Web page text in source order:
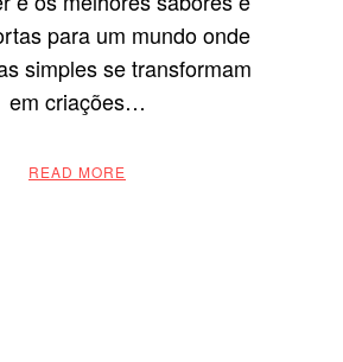
para um mundo onde
simples se transformam
em criações…
READ MORE